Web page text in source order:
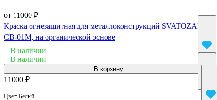
от 11000 ₽
Краска огнезащитная для металлоконструкций SVATOZAR
СВ-01М, на органической основе
В наличии
В наличии
В корзину
11000 ₽
Цвет: Белый